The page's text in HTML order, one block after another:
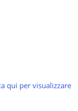
qui per visualizzare